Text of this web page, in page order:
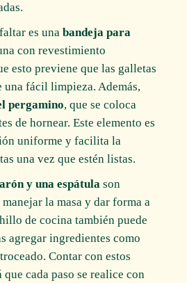
es unabandeja para
con revestimiento
esto previene que las galletas
una fácil limpieza. Además,
pergamino, que se coloca
de hornear. Este elemento es
uniforme y facilita la
una vez que estén listas.
y una espátula son
la masa y dar forma a
de cocina también puede
agregar ingredientes como
Contar con estos
cada paso se realice con